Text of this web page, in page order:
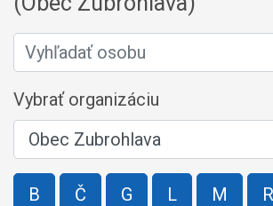
Vyhľadať osobu
Vybrať organizáciu
B Č G L M R